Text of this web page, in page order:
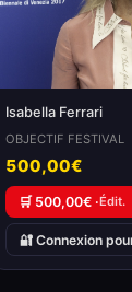
Isabella Ferrari
OBJECTIF FESTIVAL
500,00€
🛒 500,00€ ·Édit.
🔐 Connexion